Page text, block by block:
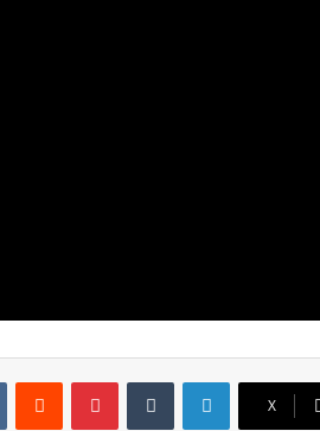
‫X
لينكدإن بينتيريست